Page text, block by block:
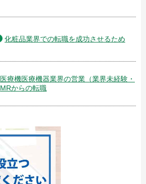
化粧品業界での転職を成功させるため
医療機医療機器業界の営業（業界未経験・
MRからの転職